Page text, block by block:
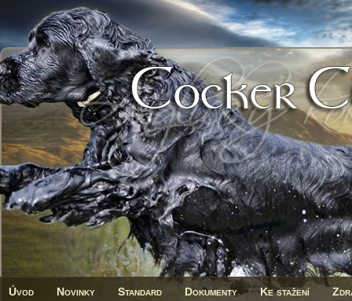
Úvod Novinky Standard Dokumenty Ke stažení